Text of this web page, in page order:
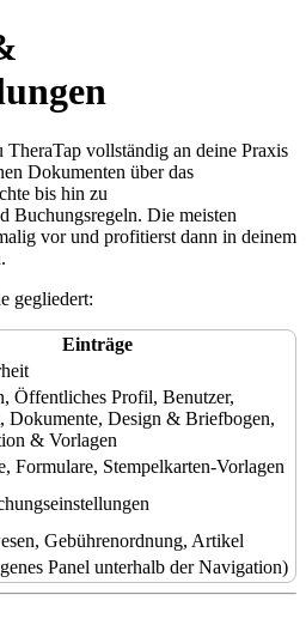
TheraTap vollständig an deine Praxis
Dokumenten über das
bis hin zu
Buchungsregeln. Die meisten
vor und profitierst dann in deinem
gegliedert:
Einträge
Öffentliches Profil, Benutzer,
Dokumente, Design & Briefbogen,
& Vorlagen
Formulare, Stempelkarten-Vorlagen
Gebührenordnung, Artikel
Panel unterhalb der Navigation)